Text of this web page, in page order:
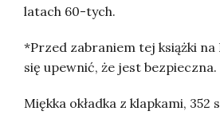
latach 60-tych.
*Przed zabraniem tej książki na
się upewnić, że jest bezpieczna.
Miękka okładka z klapkami, 352